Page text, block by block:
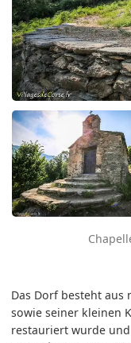
Das Dorf besteht aus
sowie seiner kleinen
restauriert wurde